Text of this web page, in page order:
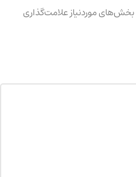
بخش‌های موردنیاز علامت‌گذاری